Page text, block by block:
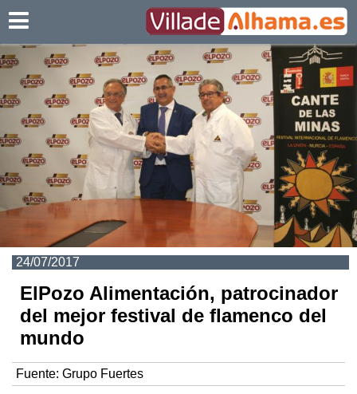
24/07/2017
ElPozo Alimentación, patrocinador
del mejor festival de flamenco del
mundo
Fuente: Grupo Fuertes